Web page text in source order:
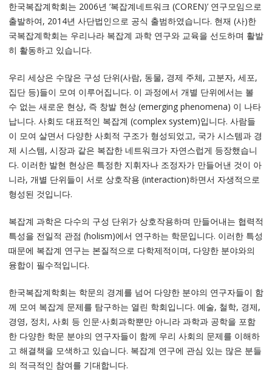
한국복잡계학회는 2006년 ‘복잡계네트워크 (COREN)’ 연구모임으로
출발하여, 2014년 사단법인으로 공식 출범하였습니다. 현재 (사)한
국복잡계학회는 우리나라 복잡계 과학 연구와 교육을 선도하며 활발
히 활동하고 있습니다.
우리 세상은 수많은 구성 단위(사람, 동물, 경제 주체, 고분자, 세포,
집단 등)들이 모여 이루어집니다. 이 과정에서 개별 단위에서는 볼
수 없는 새로운 현상, 즉 창발 현상 (emerging phenomena) 이 나타
납니다. 사회도 대표적인 복잡계 (complex system)입니다. 사람들
이 모여 살면서 다양한 사회적 구조가 형성되었고, 국가 시스템과 경
제 시스템, 시장과 같은 복잡한 네트워크가 자연스럽게 등장했습니
다. 이러한 발현 현상은 특정한 지휘자나 조정자가 만들어낸 것이 아
니라, 개별 단위들이 서로 상호작용 (interaction)하면서 자생적으로
형성된 것입니다.
복잡계 과학은 다수의 구성 단위가 상호작용하며 만들어내는 협력적
특성을 전일적 관점 (holism)에서 연구하는 학문입니다. 이러한 특성
때문에 복잡계 연구는 본질적으로 다학제적이며, 다양한 분야와의
융합이 필수적입니다.
한국복잡계학회는 학문의 경계를 넘어 다양한 분야의 연구자들이 함
께 모여 복잡계 문제를 탐구하는 열린 학회입니다. 예술, 철학, 경제,
경영, 정치, 사회 등 인문·사회과학뿐만 아니라 과학과 공학을 포함
한 다양한 학문 분야의 연구자들이 함께 우리 사회의 문제를 이해하
고 해결책을 모색하고 있습니다. 복잡계 연구에 관심 있는 많은 분들
의 적극적인 참여를 기대합니다.